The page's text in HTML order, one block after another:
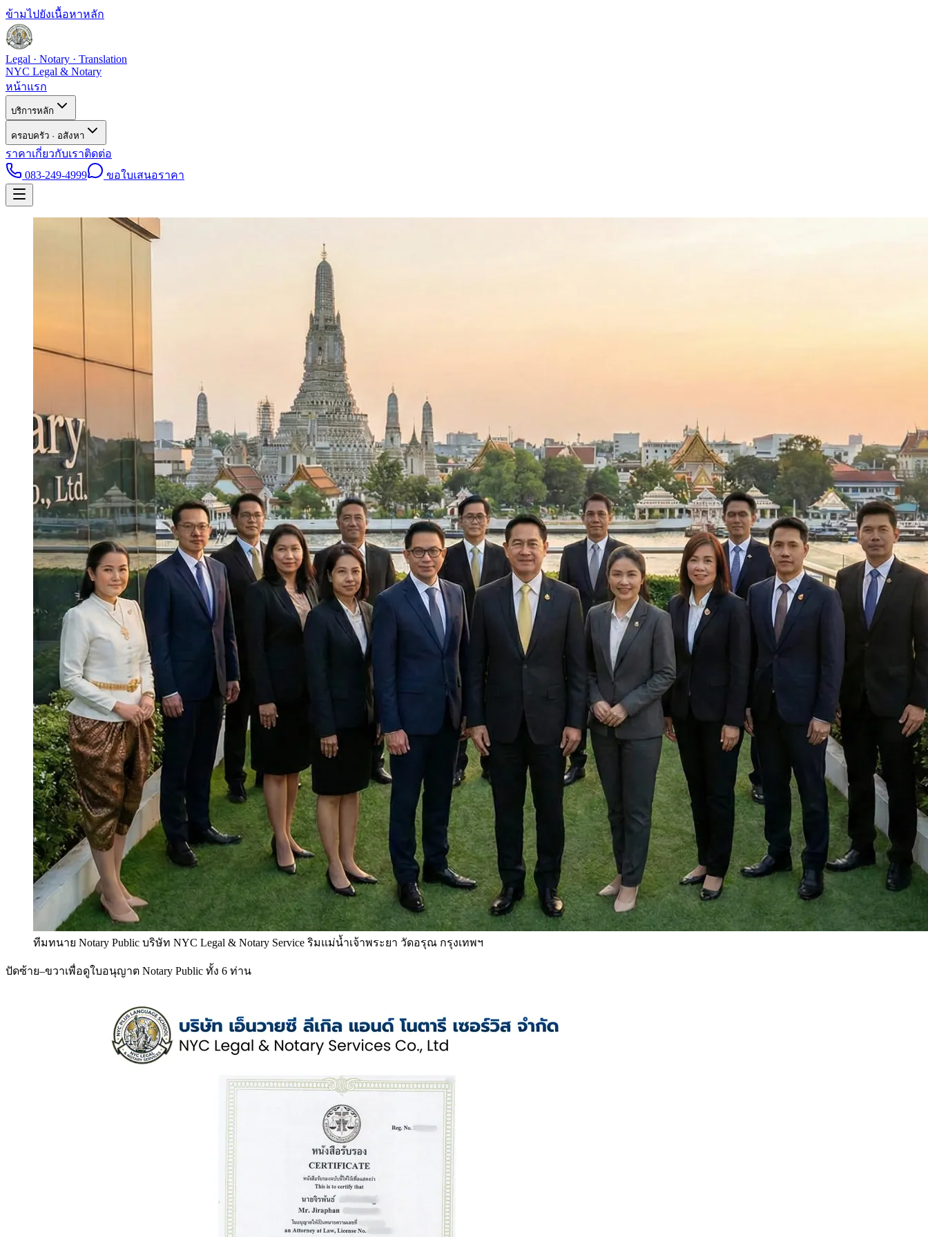
ข้ามไปยังเนื้อหาหลัก
Legal · Notary · Translation
NYC Legal & Notary
หน้าแรก
บริการหลัก
ครอบครัว · อสังหา
ราคาเกี่ยวกับเราติดต่อ
083-249-4999
ขอใบเสนอราคา
ทีมทนาย Notary Public บริษัท NYC Legal & Notary Service ริมแม่น้ำเจ้าพระยา วัดอรุณ กรุงเทพฯ
ปัดซ้าย–ขวาเพื่อดูใบอนุญาต Notary Public ทั้ง 6 ท่าน